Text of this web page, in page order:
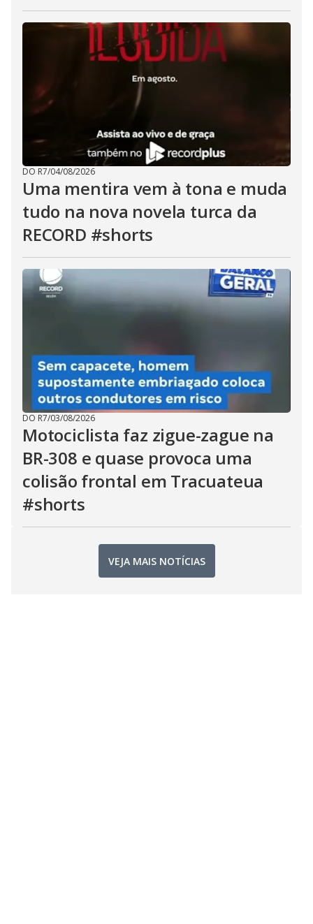
DO R7/04/08/2026
Uma mentira vem à tona e muda
tudo na nova novela turca da
RECORD #shorts
DO R7/03/08/2026
Motociclista faz zigue-zague na
BR-308 e quase provoca uma
colisão frontal em Tracuateua
#shorts
VEJA MAIS NOTÍCIAS